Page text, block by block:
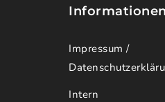
Informationen
Impressum /
Intern